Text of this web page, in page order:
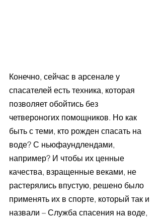
Конечно, сейчас в арсенале у
спасателей есть техника, которая
позволяет обойтись без
четвероногих помощников. Но как
быть с теми, кто рожден спасать на
воде? С ньюфаундлендами,
например? И чтобы их ценные
качества, взращенные веками, не
растерялись впустую, решено было
применять их в спорте, который так и
назвали – Служба спасения на воде,